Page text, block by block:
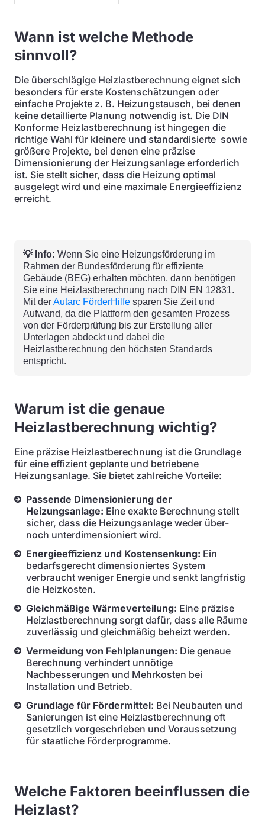
Wann ist welche Methode
sinnvoll?
Die überschlägige Heizlastberechnung eignet sich
besonders für erste Kostenschätzungen oder
einfache Projekte z. B. Heizungstausch, bei denen
keine detaillierte Planung notwendig ist. Die DIN
Konforme Heizlastberechnung ist hingegen die
richtige Wahl für kleinere und standardisierte sowie
größere Projekte, bei denen eine präzise
Dimensionierung der Heizungsanlage erforderlich
ist. Sie stellt sicher, dass die Heizung optimal
ausgelegt wird und eine maximale Energieeffizienz
erreicht.
💡 Info: Wenn Sie eine Heizungsförderung im
Rahmen der Bundesförderung für effiziente
Gebäude (BEG) erhalten möchten, dann benötigen
Sie eine Heizlastberechnung nach DIN EN 12831.
Mit derAutarc FörderHilfe sparen Sie Zeit und
Aufwand, da die Plattform den gesamten Prozess
von der Förderprüfung bis zur Erstellung aller
Unterlagen abdeckt und dabei die
Heizlastberechnung den höchsten Standards
entspricht.
Warum ist die genaue
Heizlastberechnung wichtig?
Eine präzise Heizlastberechnung ist die Grundlage
für eine effizient geplante und betriebene
Heizungsanlage. Sie bietet zahlreiche Vorteile:
Passende Dimensionierung der
Heizungsanlage: Eine exakte Berechnung stellt
sicher, dass die Heizungsanlage weder über-
noch unterdimensioniert wird.
Energieeffizienz und Kostensenkung: Ein
bedarfsgerecht dimensioniertes System
verbraucht weniger Energie und senkt langfristig
die Heizkosten.
Gleichmäßige Wärmeverteilung: Eine präzise
Heizlastberechnung sorgt dafür, dass alle Räume
zuverlässig und gleichmäßig beheizt werden.
Vermeidung von Fehlplanungen: Die genaue
Berechnung verhindert unnötige
Nachbesserungen und Mehrkosten bei
Installation und Betrieb.
Grundlage für Fördermittel: Bei Neubauten und
Sanierungen ist eine Heizlastberechnung oft
gesetzlich vorgeschrieben und Voraussetzung
für staatliche Förderprogramme.
Welche Faktoren beeinflussen die
Heizlast?